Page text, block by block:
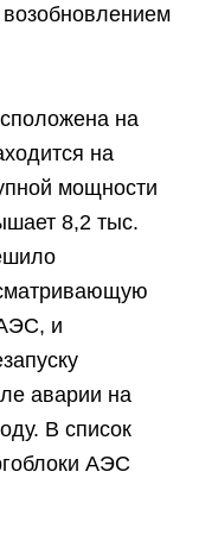
на
на
мощности
8,2 тыс.
и
аварии на
В список
АЭС